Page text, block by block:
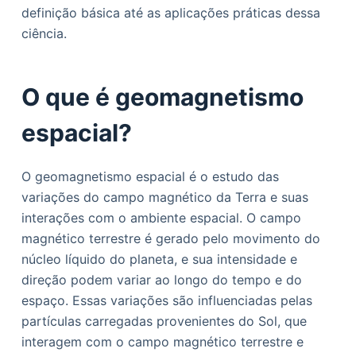
odefinição básica até as aplicações práticas dessa
ciência.
O que é geomagnetismo
espacial?
O geomagnetismo espacial é o estudo das
variações do campo magnético da Terra e suas
interações com o ambiente espacial. O campo
magnético terrestre é gerado pelo movimento do
núcleo líquido do planeta, e sua intensidade e
direção podem variar ao longo do tempo e do
espaço. Essas variações são influenciadas pelas
partículas carregadas provenientes do Sol, que
interagem com o campo magnético terrestre e